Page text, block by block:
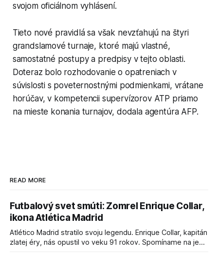
svojom oficiálnom vyhlásení.
Tieto nové pravidlá sa však nevzťahujú na štyri
grandslamové turnaje, ktoré majú vlastné,
samostatné postupy a predpisy v tejto oblasti.
Doteraz bolo rozhodovanie o opatreniach v
súvislosti s poveternostnými podmienkami, vrátane
horúčav, v kompetencii supervízorov ATP priamo
na mieste konania turnajov, dodala agentúra AFP.
READ MORE
Futbalový svet smúti: Zomrel Enrique Collar,
ikona Atlética Madrid
Atlético Madrid stratilo svoju legendu. Enrique Collar, kapitán
zlatej éry, nás opustil vo veku 91 rokov. Spomíname na jeho